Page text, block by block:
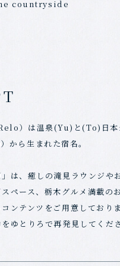
countryside
）は温泉(Yu)と(To)日本
ら生まれた宿名。
」は、癒しの滝見ラウンジや
ペース、栃木グルメ満載の
ンテンツをご用意しており
ゆとりろで再発見してくださ